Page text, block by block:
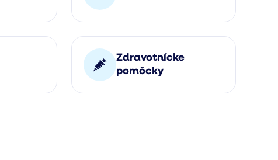
Zdravotnícke
pomôcky